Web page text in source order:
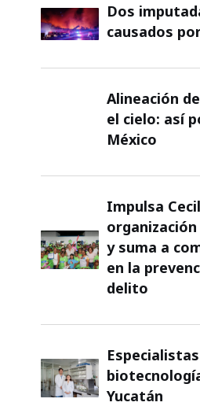
Dos
causados
Alineación
el cielo: así
México
Impulsa
y suma a
en la
delito
Yucatán